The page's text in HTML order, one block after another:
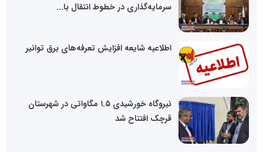
سرمایه‌گذاری در خطوط انتقال با...
اطلاعیه شایعه افزایش تعرفه‌های برق توانیر
نیروگاه خورشیدی ۱.۵ مگاواتی در شهرستان
قرچک افتتاح شد